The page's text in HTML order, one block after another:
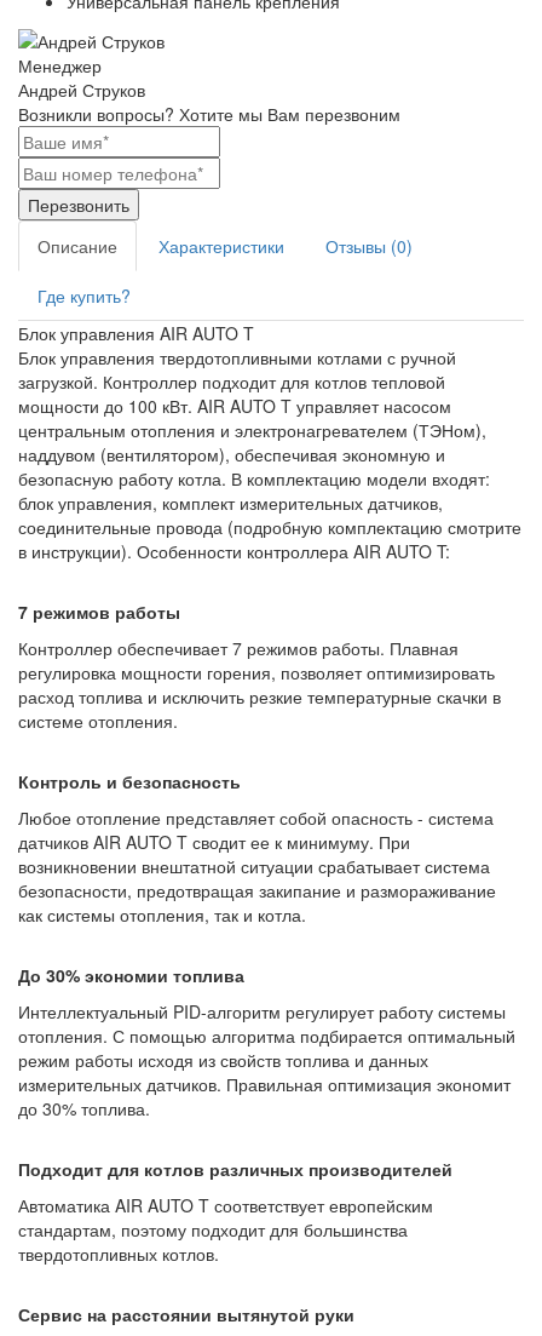
Менеджер
Андрей Струков
Возникли вопросы? Хотите мы Вам перезвоним
Перезвонить
Описание
Характеристики Отзывы (0)
Где купить?
Блок управления AIR AUTO T
Блок управления твердотопливными котлами с ручной
загрузкой. Контроллер подходит для котлов тепловой
мощности до 100 кВт. AIR AUTO T управляет насосом
центральным отопления и электронагревателем (ТЭНом),
наддувом (вентилятором), обеспечивая экономную и
безопасную работу котла. В комплектацию модели входят:
блок управления, комплект измерительных датчиков,
соединительные провода (подробную комплектацию смотрите
в инструкции). Особенности контроллера AIR AUTO T:
7 режимов работы
Контроллер обеспечивает 7 режимов работы. Плавная
регулировка мощности горения, позволяет оптимизировать
расход топлива и исключить резкие температурные скачки в
системе отопления.
Контроль и безопасность
Любое отопление представляет собой опасность - система
датчиков AIR AUTO T сводит ее к минимуму. При
возникновении внештатной ситуации срабатывает система
безопасности, предотвращая закипание и размораживание
как системы отопления, так и котла.
До 30% экономии топлива
Интеллектуальный PID-алгоритм регулирует работу системы
отопления. С помощью алгоритма подбирается оптимальный
режим работы исходя из свойств топлива и данных
измерительных датчиков. Правильная оптимизация экономит
до 30% топлива.
Подходит для котлов различных производителей
Автоматика AIR AUTO T соответствует европейским
стандартам, поэтому подходит для большинства
твердотопливных котлов.
Сервис на расстоянии вытянутой руки